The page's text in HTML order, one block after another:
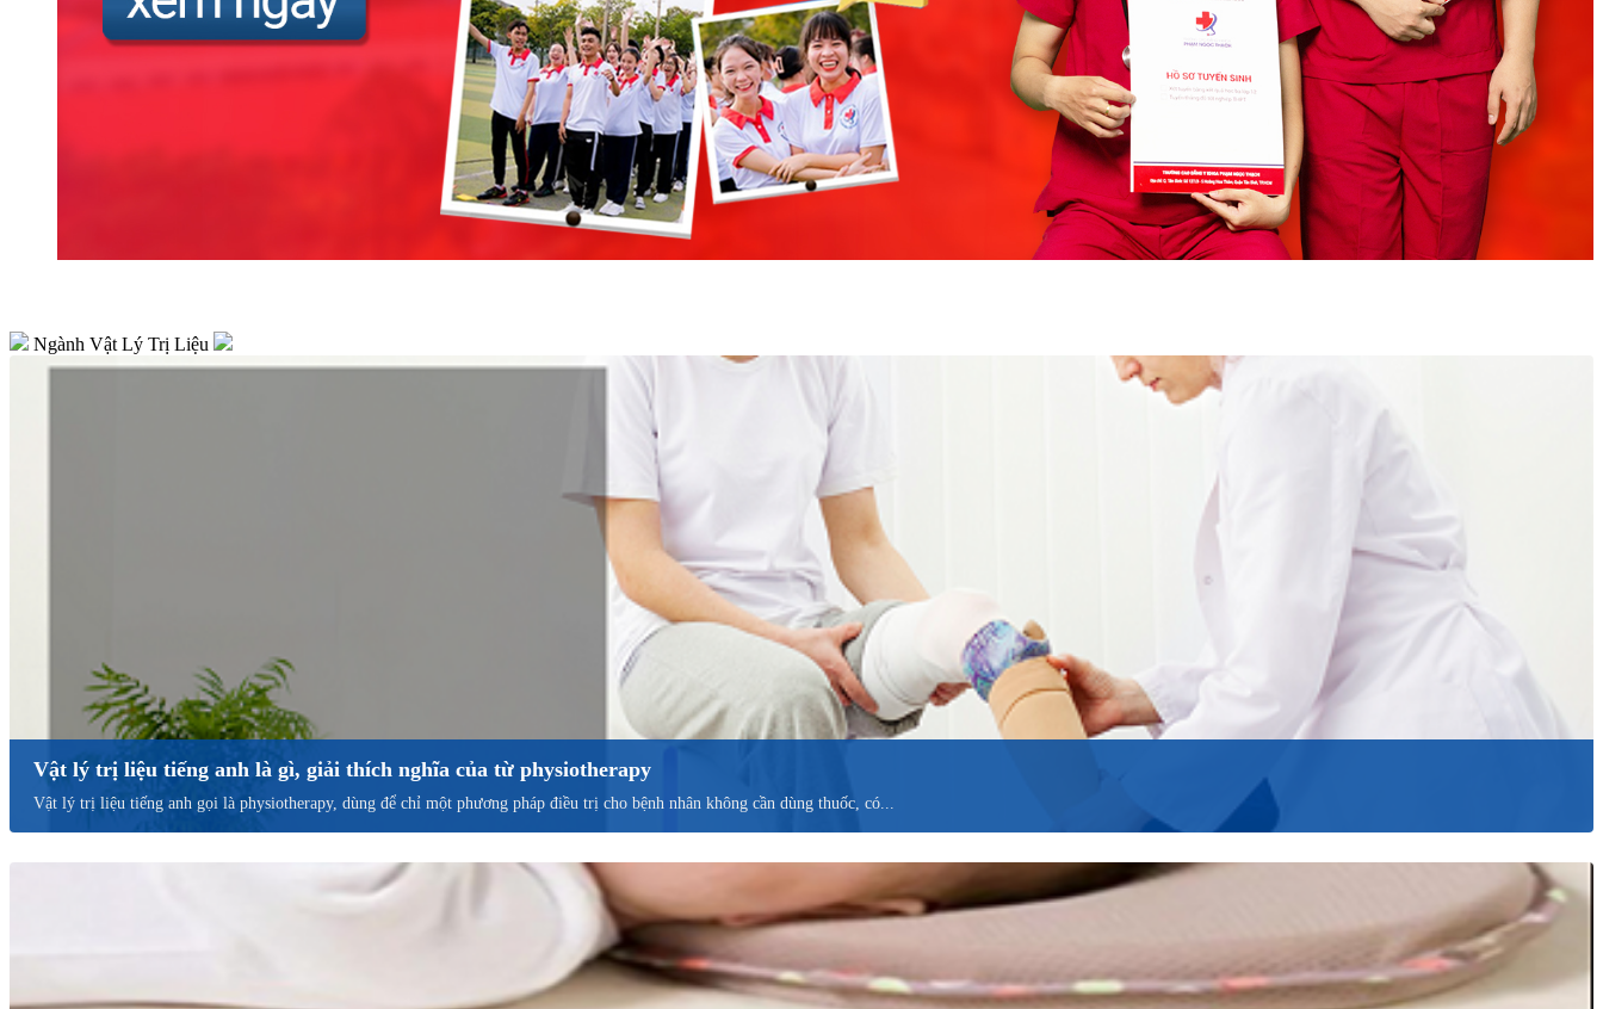
Ngành Vật Lý Trị Liệu
Vật lý trị liệu tiếng anh là gì, giải thích nghĩa của từ physiotherapy
Vật lý trị liệu tiếng anh gọi là physiotherapy, dùng để chỉ một phương pháp điều trị cho bệnh nhân không cần dùng thuốc, có...